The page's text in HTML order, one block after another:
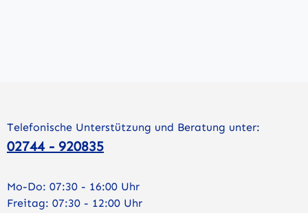
Telefonische Unterstützung und Beratung unter:
02744 - 920835
Mo-Do: 07:30 - 16:00 Uhr
Freitag: 07:30 - 12:00 Uhr